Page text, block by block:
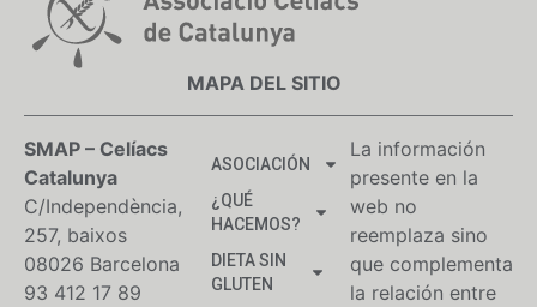
SMAP – Celíacs
Catalunya
C/Independència,
257, baixos
08026 Barcelona
93 412 17 89
MAPA DEL SITIO
ASOCIACIÓN
¿QUÉ
HACEMOS?
DIETA SIN
GLUTEN
La información
presente en la
web no
reemplaza sino
que complementa
la relación entre